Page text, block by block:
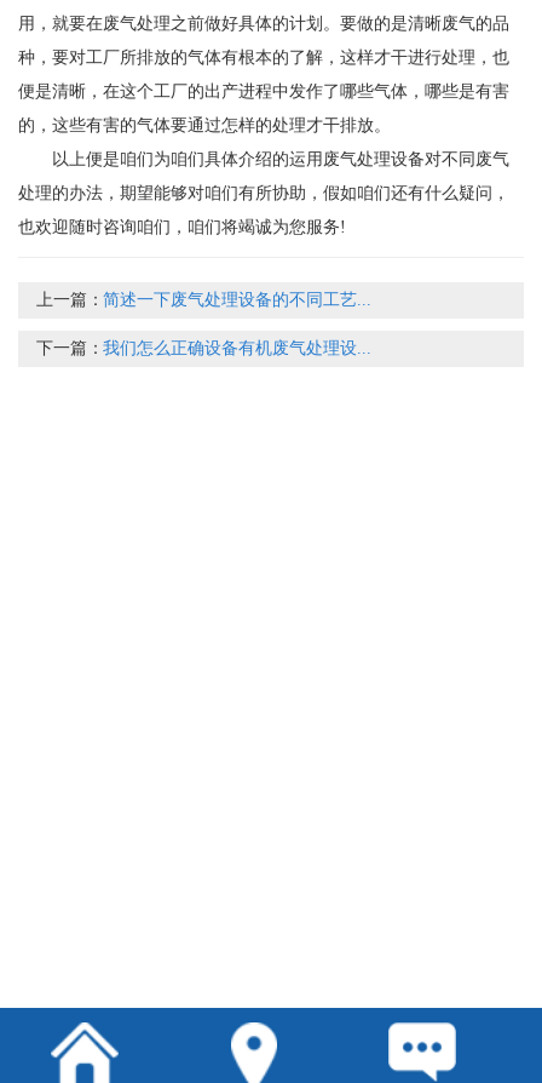
用，就要在废气处理之前做好具体的计划。要做的是清晰废气的品
种，要对工厂所排放的气体有根本的了解，这样才干进行处理，也
便是清晰，在这个工厂的出产进程中发作了哪些气体，哪些是有害
的，这些有害的气体要通过怎样的处理才干排放。
以上便是咱们为咱们具体介绍的运用废气处理设备对不同废气
处理的办法，期望能够对咱们有所协助，假如咱们还有什么疑问，
也欢迎随时咨询咱们，咱们将竭诚为您服务!
上一篇：简述一下废气处理设备的不同工艺...
下一篇：我们怎么正确设备有机废气处理设...